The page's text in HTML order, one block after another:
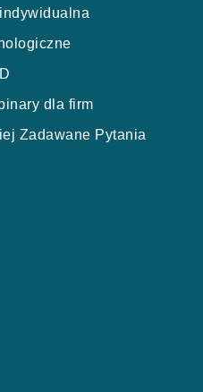
dla firm
Zadawane Pytania